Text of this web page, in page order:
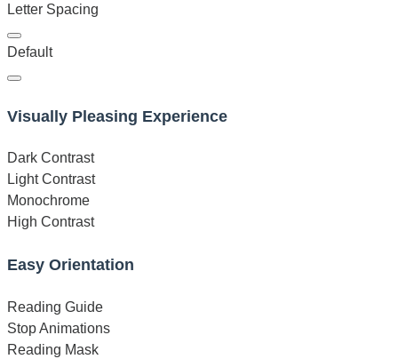
Letter Spacing
Default
Visually Pleasing Experience
Dark Contrast
Light Contrast
Monochrome
High Contrast
Easy Orientation
Reading Guide
Stop Animations
Reading Mask